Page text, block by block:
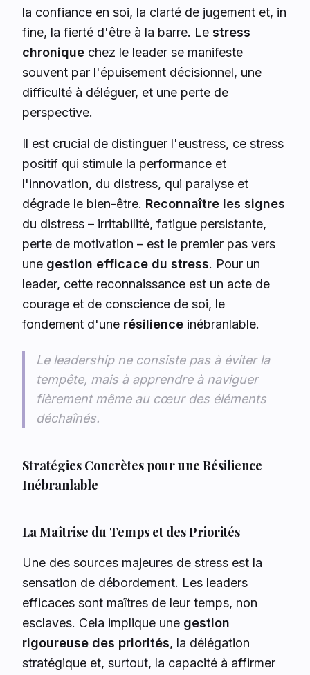
la confiance en soi, la clarté de jugement et, in
fine, la fierté d'être à la barre. Le stress
chronique chez le leader se manifeste
souvent par l'épuisement décisionnel, une
difficulté à déléguer, et une perte de
perspective.
Il est crucial de distinguer l'eustress, ce stress
positif qui stimule la performance et
l'innovation, du distress, qui paralyse et
dégrade le bien-être. Reconnaître les signes
du distress – irritabilité, fatigue persistante,
perte de motivation – est le premier pas vers
une gestion efficace du stress. Pour un
leader, cette reconnaissance est un acte de
courage et de conscience de soi, le
fondement d'une résilience inébranlable.
Le leadership ne consiste pas à éviter la
tempête, mais à apprendre à naviguer
fièrement même au cœur des éléments
déchaînés.
Stratégies Concrètes pour une Résilience
Inébranlable
La Maîtrise du Temps et des Priorités
Une des sources majeures de stress est la
sensation de débordement. Les leaders
efficaces sont maîtres de leur temps, non
esclaves. Cela implique une gestion
rigoureuse des priorités, la délégation
stratégique et, surtout, la capacité à affirmer